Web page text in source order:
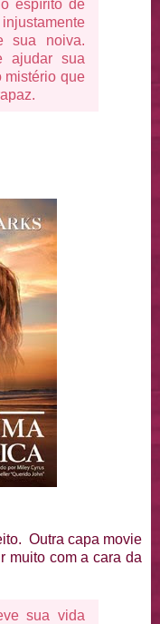
espírito de
sua noiva.
ajudar sua
mistério que
Outra capa movie
muito com a cara da
sua vida